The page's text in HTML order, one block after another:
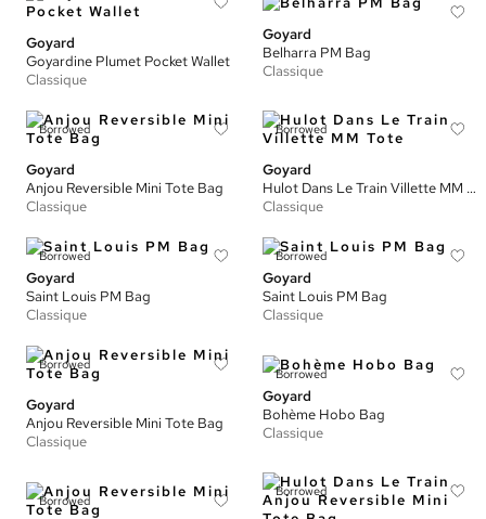
Goyard
Goyardine Plumet Pocket Wallet
Classique
Goyard
Belharra PM Bag
Classique
Borrowed
Goyard
Anjou Reversible Mini Tote Bag
Classique
Borrowed
Goyard
Hulot Dans Le Train Villette MM Tote
Classique
Borrowed
Goyard
Saint Louis PM Bag
Classique
Borrowed
Goyard
Saint Louis PM Bag
Classique
Borrowed
Goyard
Anjou Reversible Mini Tote Bag
Classique
Borrowed
Goyard
Bohème Hobo Bag
Classique
Borrowed
Borrowed